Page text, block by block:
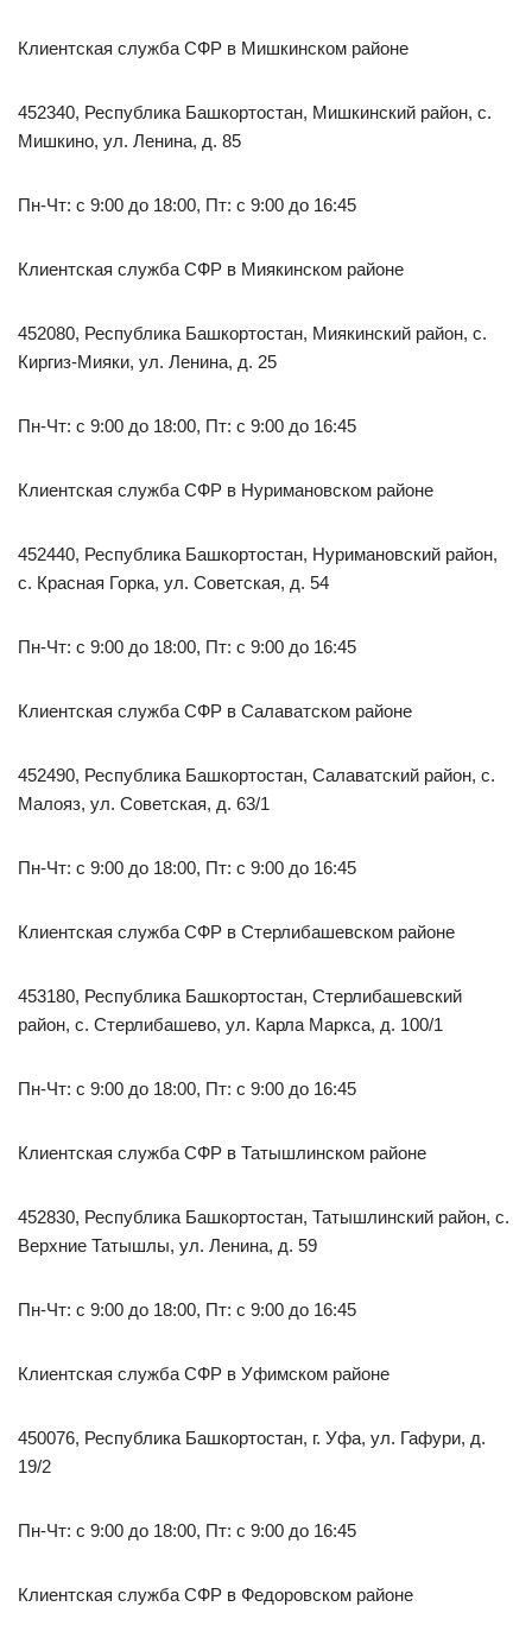
Клиентская служба СФР в Мишкинском районе
452340, Республика Башкортостан, Мишкинский район, с.
Мишкино, ул. Ленина, д. 85
Пн-Чт: с 9:00 до 18:00, Пт: с 9:00 до 16:45
Клиентская служба СФР в Миякинском районе
452080, Республика Башкортостан, Миякинский район, с.
Киргиз-Мияки, ул. Ленина, д. 25
Пн-Чт: с 9:00 до 18:00, Пт: с 9:00 до 16:45
Клиентская служба СФР в Нуримановском районе
452440, Республика Башкортостан, Нуримановский район,
с. Красная Горка, ул. Советская, д. 54
Пн-Чт: с 9:00 до 18:00, Пт: с 9:00 до 16:45
Клиентская служба СФР в Салаватском районе
452490, Республика Башкортостан, Салаватский район, с.
Малояз, ул. Советская, д. 63/1
Пн-Чт: с 9:00 до 18:00, Пт: с 9:00 до 16:45
Клиентская служба СФР в Стерлибашевском районе
453180, Республика Башкортостан, Стерлибашевский
район, с. Стерлибашево, ул. Карла Маркса, д. 100/1
Пн-Чт: с 9:00 до 18:00, Пт: с 9:00 до 16:45
Клиентская служба СФР в Татышлинском районе
452830, Республика Башкортостан, Татышлинский район, с.
Верхние Татышлы, ул. Ленина, д. 59
Пн-Чт: с 9:00 до 18:00, Пт: с 9:00 до 16:45
Клиентская служба СФР в Уфимском районе
450076, Республика Башкортостан, г. Уфа, ул. Гафури, д.
19/2
Пн-Чт: с 9:00 до 18:00, Пт: с 9:00 до 16:45
Клиентская служба СФР в Федоровском районе